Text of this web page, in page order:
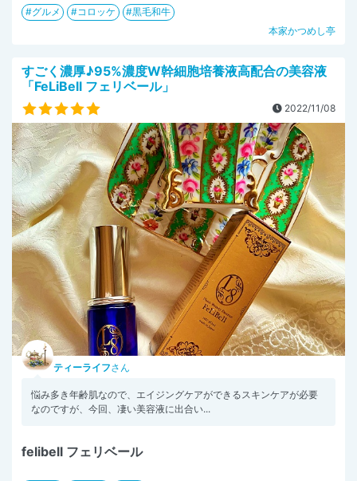
グルメ コロッケ
黒毛和牛
本家かつめし亭
すごく濃厚♪95%濃度W幹細胞培養液高配合の美容液
「FeLiBell フェリベール」
2022/11/08
ティーライフさん
悩み多き年齢肌なので、エイジングケアができるスキンケアが必要
なのですが、今回、凄い美容液に出合い...
felibell フェリベール